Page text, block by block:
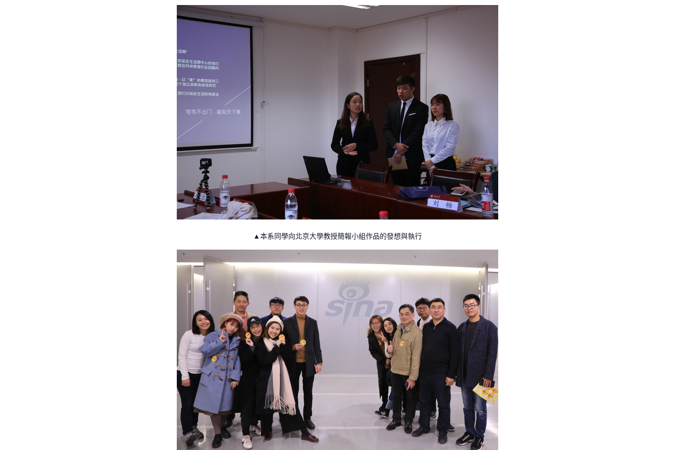
▲本系同學向北京大學教授簡報小組作品的發想與執行